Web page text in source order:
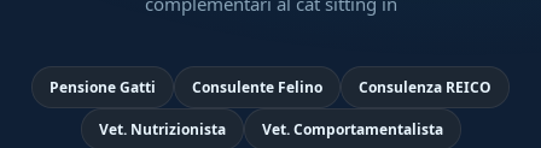
Pensione Gatti Consulente Felino Consulenza REICO
Vet. Nutrizionista Vet. Comportamentalista